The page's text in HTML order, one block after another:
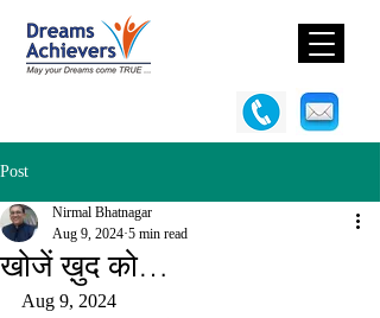
Post
खोजें ख़ुद को…
Nirmal Bhatnagar
Aug 9, 2024 5 min read
Aug 9, 2024